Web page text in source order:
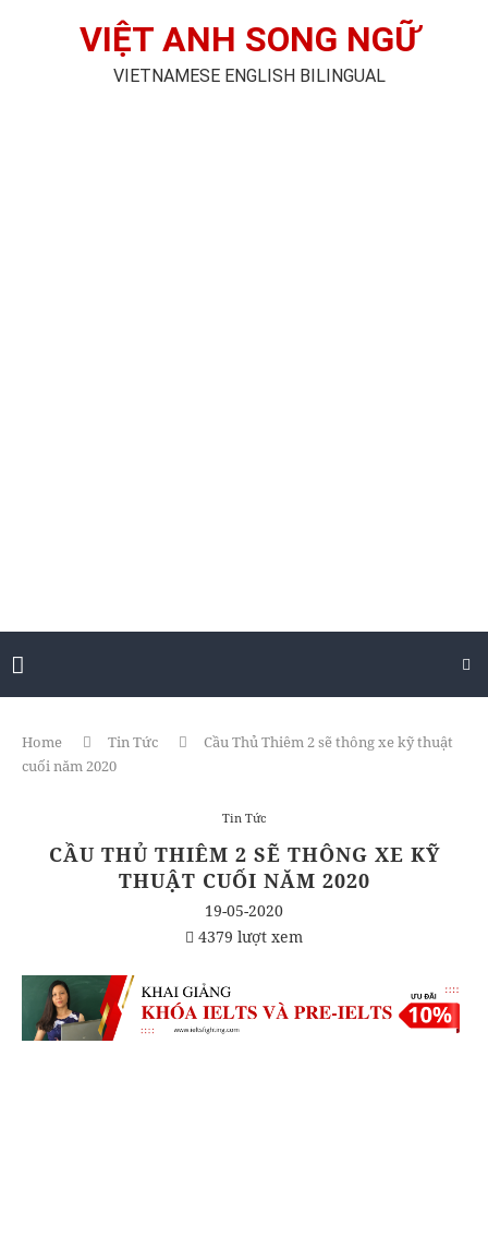
VIỆT ANH SONG NGỮ
VIETNAMESE ENGLISH BILINGUAL
Home Tin Tức
Cầu Thủ Thiêm 2 sẽ thông xe kỹ thuật
cuối năm 2020
Tin Tức
CẦU THỦ THIÊM 2 SẼ THÔNG XE KỸ
THUẬT CUỐI NĂM 2020
19-05-2020
4379 lượt xem